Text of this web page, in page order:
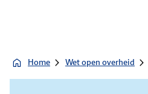
Home Wet open overheid